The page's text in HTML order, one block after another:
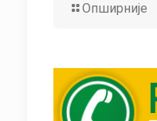
Опширније